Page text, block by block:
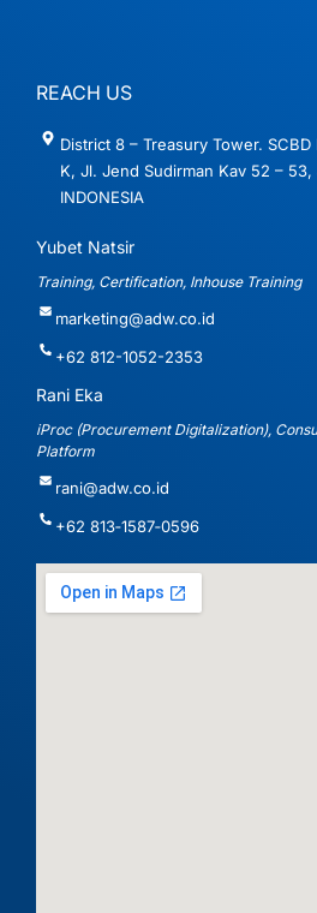
REACH US
District 8 – Treasury Tower. SCBD
K, Jl. Jend Sudirman Kav 52 – 53,
INDONESIA
Yubet Natsir
Training, Certification, Inhouse Training
marketing@adw.co.id
+62 812-1052-2353
Rani Eka
iProc (Procurement Digitalization),
Platform
rani@adw.co.id
‪+62 813‑1587‑0596‬